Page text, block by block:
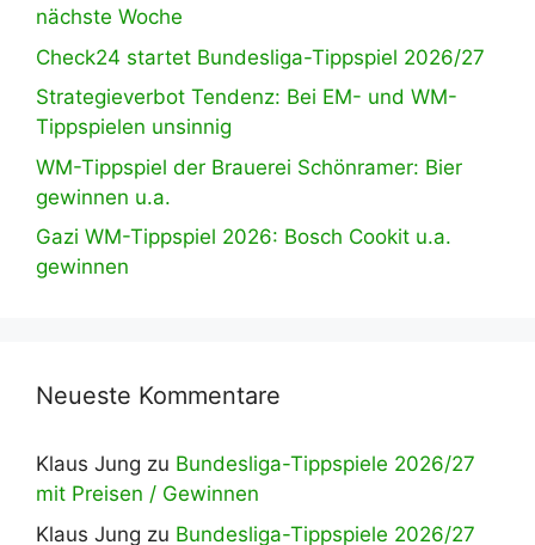
nächste Woche
Check24 startet Bundesliga-Tippspiel 2026/27
Strategieverbot Tendenz: Bei EM- und WM-
Tippspielen unsinnig
WM-Tippspiel der Brauerei Schönramer: Bier
gewinnen u.a.
Gazi WM-Tippspiel 2026: Bosch Cookit u.a.
gewinnen
Neueste Kommentare
Klaus Jung zu Bundesliga-Tippspiele 2026/27
mit Preisen / Gewinnen
Klaus Jung zu Bundesliga-Tippspiele 2026/27